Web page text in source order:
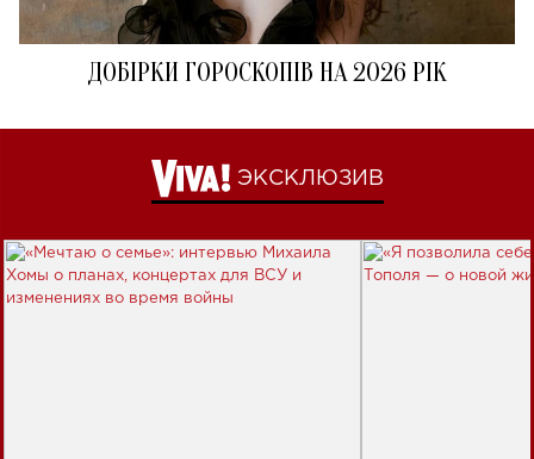
ДОБІРКИ ГОРОСКОПІВ НА 2026 РІК
ЭКСКЛЮЗИВ